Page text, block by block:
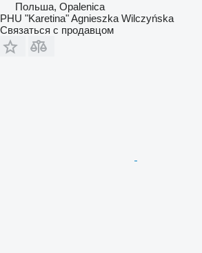
Польша, Opalenica
PHU "Karetina" Agnieszka Wilczyńska
Связаться с продавцом